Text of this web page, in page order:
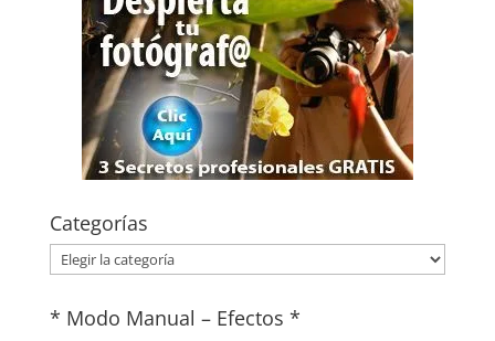
Categorías
Categorías
* Modo Manual – Efectos *